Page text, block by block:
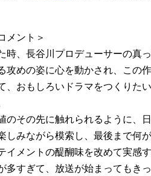
メント＞
時、長谷川プロデューサーの真
攻めの姿に心を動かされ、この
、おもしろいドラマをつくり
のその先に触れられるように、
しみながら模索し、最後まで何
メントの醍醐味を改めて実感す
多すぎて、放送が始まってもき